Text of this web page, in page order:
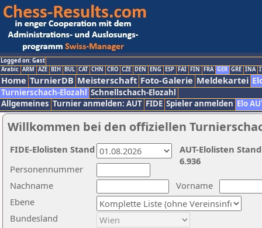
Logged on: Gast
Arabic ARM AZE BIH BUL CAT CHN CRO CZE DEN ENG ESP FAI FIN FRA GER GRE INA
Home TurnierDB Meisterschaft Foto-Galerie Meldekartei
Turnierschach-Elozahl Schnellschach-Elozahl
Allgemeines Turnier anmelden: AUT FIDE Spieler anmelden Elo
Willkommen bei den offiziellen
Nachname
Vorname
Ebene
Personennummer
Bundesland
AUT-Elolisten
6.936
FIDE-Elolisten Stand